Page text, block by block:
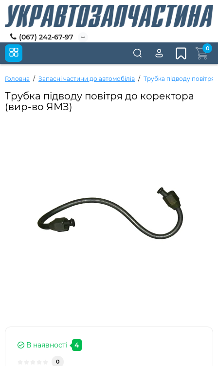
(067) 242-67-97
0
Головна Запасні частини до автомобілів Трубка підводу
Трубка підводу повітря до коректора
(вир-во ЯМЗ)
В наявності 4
0